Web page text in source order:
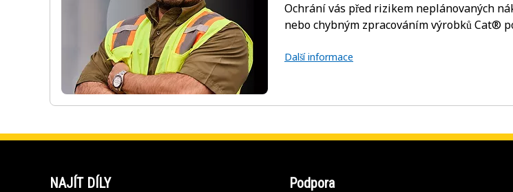
Ochrání vás před rizikem neplánovaných
nebo chybným zpracováním výrobků Cat®
Další informace
NAJÍT DÍLY Podpora